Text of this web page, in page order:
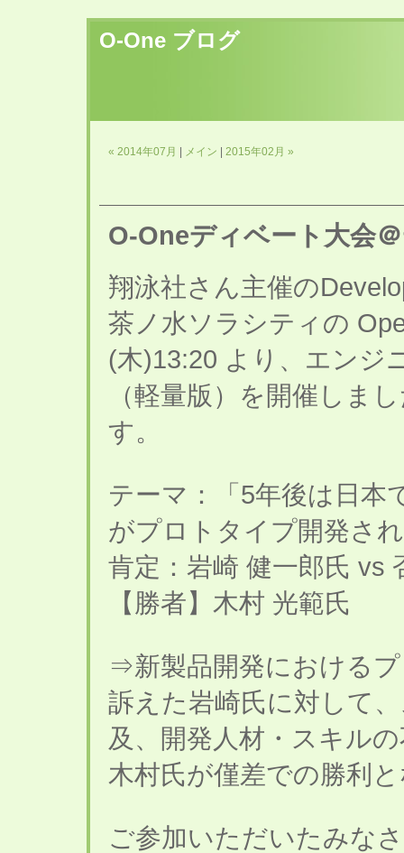
O-One ブログ
« 2014年07月 メイン 2015年02月 »
O-Oneディベート大会
翔泳社さん主催の
茶ノ水ソラシティの
(木)13:20 より、エンジ
（軽量版）を開催しま
す。
テーマ：「5年後は日本
がプロトタイプ開発さ
肯定：岩崎 健一郎氏 vs
【勝者】木村 光範氏
⇒新製品開発における
訴えた岩崎氏に対して
及、開発人材・スキル
木村氏が僅差での勝利
ご参加いただいたみな